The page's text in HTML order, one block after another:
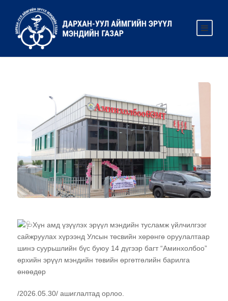
Хүн амд үзүүлэх эрүүл мэндийн тусламж үйлчилгээг
сайжруулах хүрээнд Улсын төсвийн хөрөнгө оруулалтаар
шинэ суурьшлийн бүс буюу 14 дүгээр багт “Аминхолбоо”
өрхийн эрүүл мэндийн төвийн өргөтгөлийн барилга
өнөөдөр
/2026.05.30/ ашиглалтад орлоо.